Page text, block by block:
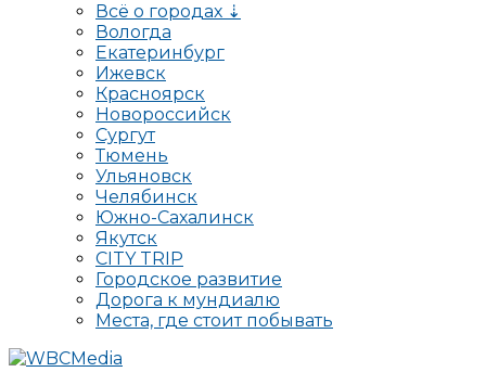
Всё о городах ⇣
Вологда
Екатеринбург
Ижевск
Красноярск
Новороссийск
Сургут
Тюмень
Ульяновск
Челябинск
Южно-Сахалинск
Якутск
CITY TRIP
Городское развитие
Дорога к мундиалю
Места, где стоит побывать